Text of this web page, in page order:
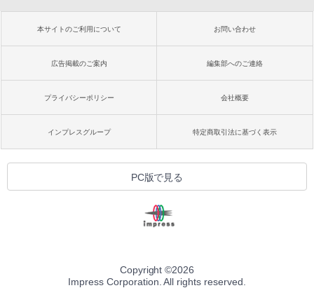
本サイトのご利用について お問い合わせ
広告掲載のご案内 編集部へのご連絡
プライバシーポリシー 会社概要
インプレスグループ 特定商取引法に基づく表示
PC版で見る
Copyright ©2026
Impress Corporation. All rights reserved.